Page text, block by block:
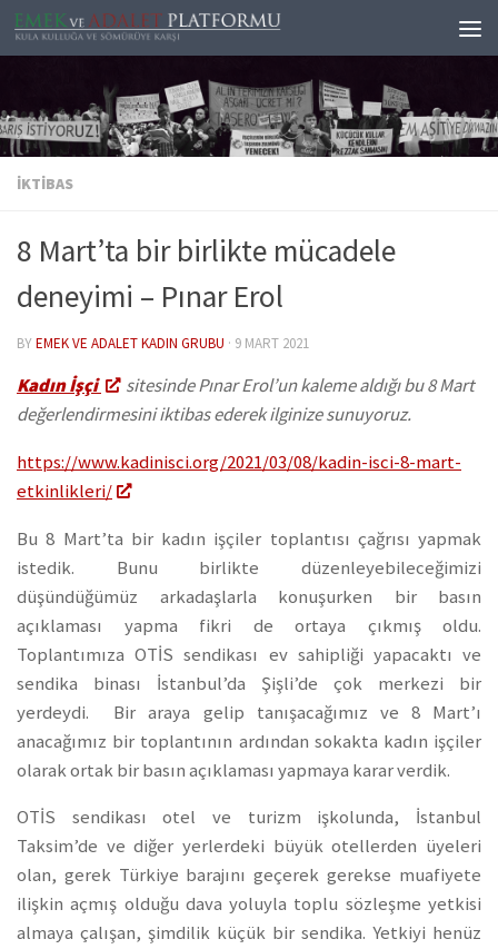
Skip to content
İKTIBAS
8 Mart’ta bir birlikte mücadele
deneyimi – Pınar Erol
BYEMEK VE ADALET KADIN GRUBU · 9 MART 2021
Kadın İşçi
sitesinde Pınar Erol’un kaleme aldığı bu 8 Mart
değerlendirmesini iktibas ederek ilginize sunuyoruz.
https://www.kadinisci.org/2021/03/08/kadin-isci-8-mart-
etkinlikleri/
Bu 8 Mart’ta bir kadın işçiler toplantısı çağrısı yapmak
istedik. Bunu birlikte düzenleyebileceğimizi
düşündüğümüz arkadaşlarla konuşurken bir basın
açıklaması yapma fikri de ortaya çıkmış oldu.
Toplantımıza OTİS sendikası ev sahipliği yapacaktı ve
sendika binası İstanbul’da Şişli’de çok merkezi bir
yerdeydi. Bir araya gelip tanışacağımız ve 8 Mart’ı
anacağımız bir toplantının ardından sokakta kadın işçiler
olarak ortak bir basın açıklaması yapmaya karar verdik.
OTİS sendikası otel ve turizm işkolunda, İstanbul
Taksim’de ve diğer yerlerdeki büyük otellerden üyeleri
olan, gerek Türkiye barajını geçerek gerekse muafiyete
ilişkin açmış olduğu dava yoluyla toplu sözleşme yetkisi
almaya çalışan, şimdilik küçük bir sendika. Yetkiyi henüz